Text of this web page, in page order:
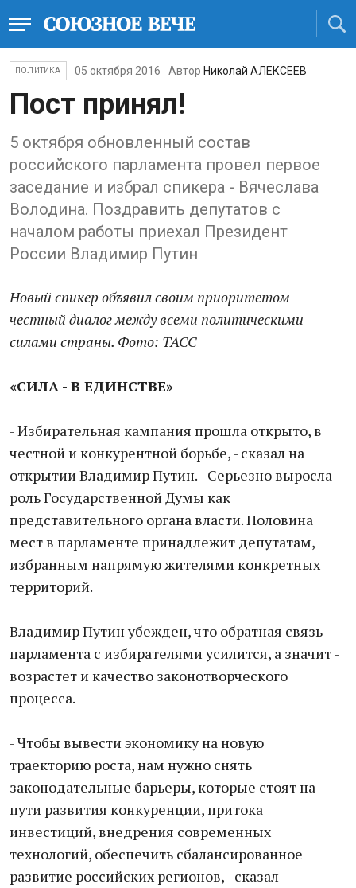
ПОЛИТИКА 05 октября 2016 Автор Николай АЛЕКСЕЕВ
Пост принял!
5 октября обновленный состав
российского парламента провел первое
заседание и избрал спикера - Вячеслава
Володина. Поздравить депутатов с
началом работы приехал Президент
России Владимир Путин
Новый спикер объявил своим приоритетом
честный диалог между всеми политическими
силами страны. Фото: ТАСС
«СИЛА - В ЕДИНСТВЕ»
- Избирательная кампания прошла открыто, в
честной и конкурентной борьбе, - сказал на
открытии Владимир Путин. - Серьезно выросла
роль Государственной Думы как
представительного органа власти. Половина
мест в парламенте принадлежит депутатам,
избранным напрямую жителями конкретных
территорий.
Владимир Путин убежден, что обратная связь
парламента с избирателями усилится, а значит -
возрастет и качество законотворческого
процесса.
- Чтобы вывести экономику на новую
траекторию роста, нам нужно снять
законодательные барьеры, которые стоят на
пути развития конкуренции, притока
инвестиций, внедрения современных
технологий, обеспечить сбалансированное
развитие российских регионов, - сказал